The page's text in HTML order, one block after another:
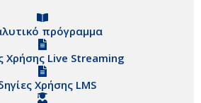
πρόγραμμα
Χρήσης Live Streaming
Χρήσης LMS